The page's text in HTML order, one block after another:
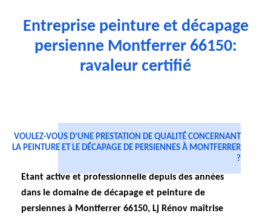
Entreprise peinture et décapage
persienne Montferrer 66150:
ravaleur certifié
VOULEZ-VOUS D’UNE PRESTATION DE QUALITÉ CONCERNANT
LA PEINTURE ET LE DÉCAPAGE DE PERSIENNES À MONTFERRER
?
Etant active et professionnelle depuis des années
dans le domaine de décapage et peinture de
persiennes à Montferrer 66150, Lj Rénov maîtrise